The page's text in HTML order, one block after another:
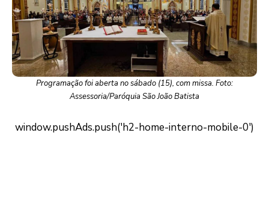
Programação foi aberta no sábado (15), com missa. Foto:
Assessoria/Paróquia São João Batista